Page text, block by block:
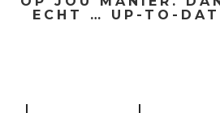
ECHT … UP-TO-